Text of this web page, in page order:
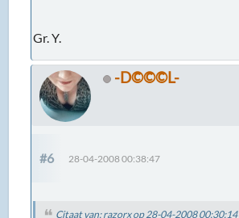
Gr. Y.
-D©©©L-
#6 28-04-2008 00:38:47
Citaat van: razorx op 28-04-2008 00:30:14